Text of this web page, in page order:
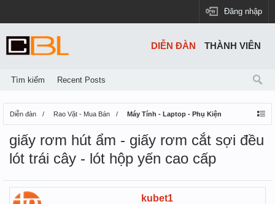
Đăng nhập
Diễn đàn Rao Vặt - Mua Bán Máy Tính - Laptop - Phụ Kiện
giấy rơm hút ẩm - giấy rơm cắt sợi đều
lót trái cây - lót hộp yến cao cấp
kubet1
DIỄN ĐÀN
Tìm kiếm Recent Posts
THÀNH VIÊN